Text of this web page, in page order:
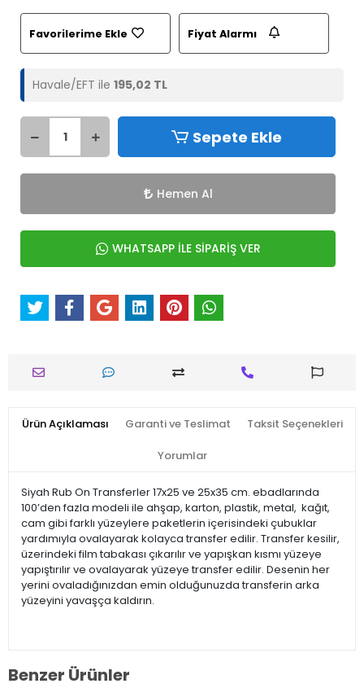
Favorilerime Ekle Fiyat Alarmı
Havale/EFT ile 195,02 TL
Sepete Ekle
Hemen Al
WHATSAPP İLE SİPARİŞ VER
Ürün Açıklaması Garanti ve Teslimat Taksit Seçenekleri
Yorumlar
Siyah Rub On Transferler 17x25 ve 25x35 cm. ebadlarında
100’den fazla modeli ile ahşap, karton, plastik, metal, kağıt,
cam gibi farklı yüzeylere paketlerin içerisindeki çubuklar
yardımıyla ovalayarak kolayca transfer edilir. Transfer kesilir,
üzerindeki film tabakası çıkarılır ve yapışkan kısmı yüzeye
yapıştırılır ve ovalayarak yüzeye transfer edilir. Desenin her
yerini ovaladığınızdan emin olduğunuzda transferin arka
yüzeyini yavaşça kaldırın.
Benzer Ürünler